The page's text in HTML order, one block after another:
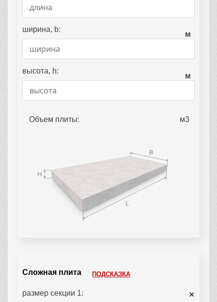
ширина, b:
м
высота, h:
м
Объем плиты:
Сложная плита ПОДСКАЗКА
размер секции 1: ×